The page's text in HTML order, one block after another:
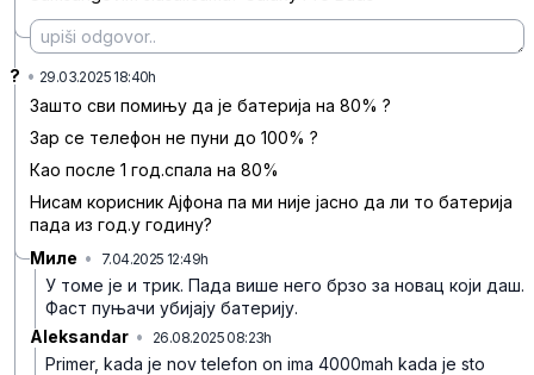
? • 29.03.2025 18:40h
Зашто сви помињу да је батерија на 80% ?
Зар се телефон не пуни до 100% ?
Као после 1 год.спала на 80%
Нисам корисник Ајфона па ми није јасно да ли то батерија
пада из год.у годину?
Миле • 7.04.2025 12:49h
У томе је и трик. Пада више него брзо за новац који даш.
Фаст пуњачи убијају батерију.
Aleksandar • 26.08.2025 08:23h
Primer, kada je nov telefon on ima 4000mah kada je sto